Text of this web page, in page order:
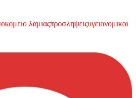
λαμιαςπροσληψειςυγειονομικοι